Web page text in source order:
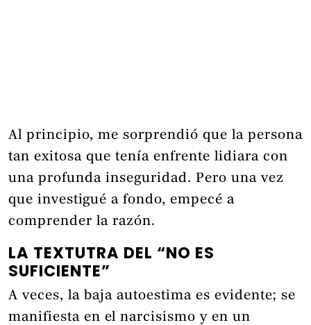
Al principio, me sorprendió que la persona
tan exitosa que tenía enfrente lidiara con
una profunda inseguridad. Pero una vez
que investigué a fondo, empecé a
comprender la razón.
LA TEXTUTRA DEL “NO ES
SUFICIENTE”
A veces, la baja autoestima es evidente; se
manifiesta en el narcisismo y en un